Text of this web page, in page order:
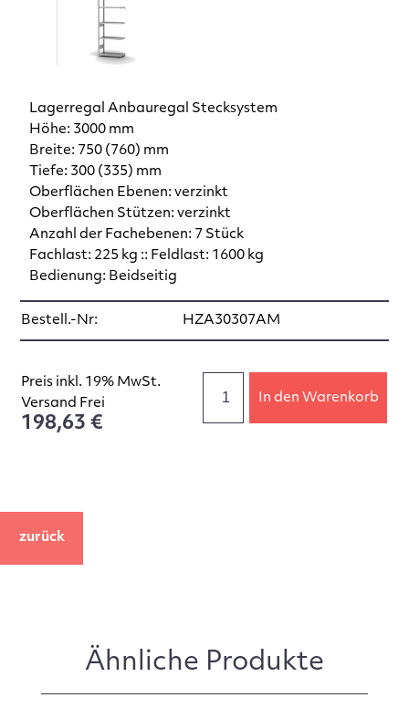
Lagerregal Anbauregal Stecksystem
Höhe: 3000 mm
Breite: 750 (760) mm
Tiefe: 300 (335) mm
Oberflächen Ebenen: verzinkt
Oberflächen Stützen: verzinkt
Anzahl der Fachebenen: 7 Stück
Fachlast: 225 kg :: Feldlast: 1600 kg
Bedienung: Beidseitig
Bestell.-Nr: HZA30307AM
Preis inkl. 19% MwSt.
Versand Frei
198,63 €
In den Warenkorb
zurück
Ähnliche Produkte